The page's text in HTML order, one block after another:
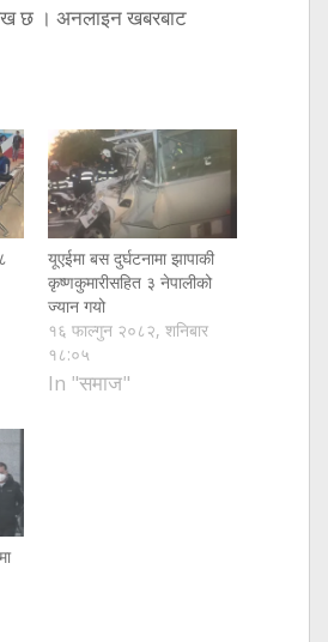
छ । अनलाइन खबरबाट
यूएईमा बस दुर्घटनामा झापाकी
कृष्णकुमारीसहित ३ नेपालीको
ज्यान गयो
१६ फाल्गुन २०८२, शनिबार
१८:०५
In "समाज"